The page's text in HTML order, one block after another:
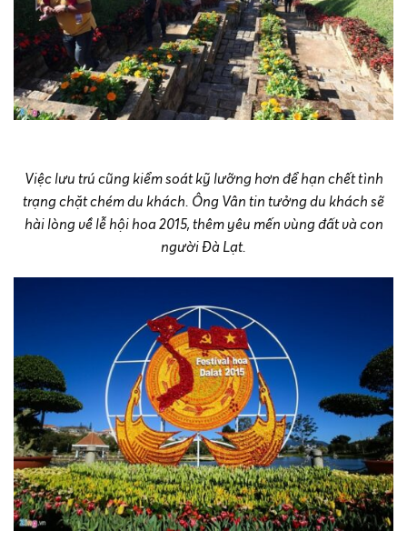
Việc lưu trú cũng kiểm soát kỹ lưỡng hơn để hạn chết tình
trạng chặt chém du khách. Ông Vân tin tưởng du khách sẽ
hài lòng về lễ hội hoa 2015, thêm yêu mến vùng đất và con
người Đà Lạt.